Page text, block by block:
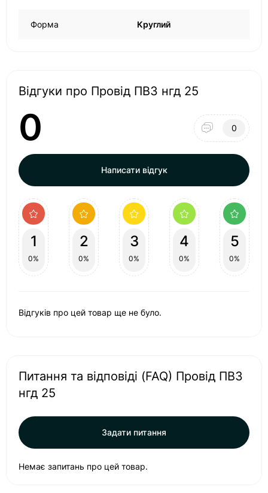
Форма Круглий
Відгуки про Провід ПВ3 нгд 25
0 0
Написати відгук
1
0%
2
0%
3
0%
4
0%
5
0%
Відгуків про цей товар ще не було.
Питання та відповіді (FAQ) Провід ПВ3
нгд 25
Задати питання
Немає запитань про цей товар.